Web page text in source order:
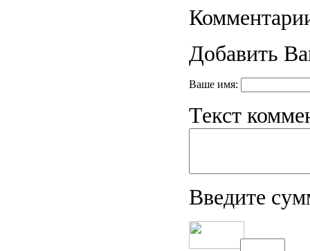
Добавить
Ваше имя:
Текст
Введите